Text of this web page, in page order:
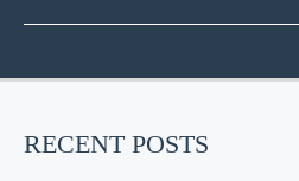
RECENT POSTS